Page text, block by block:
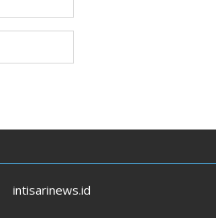
intisarinews.id